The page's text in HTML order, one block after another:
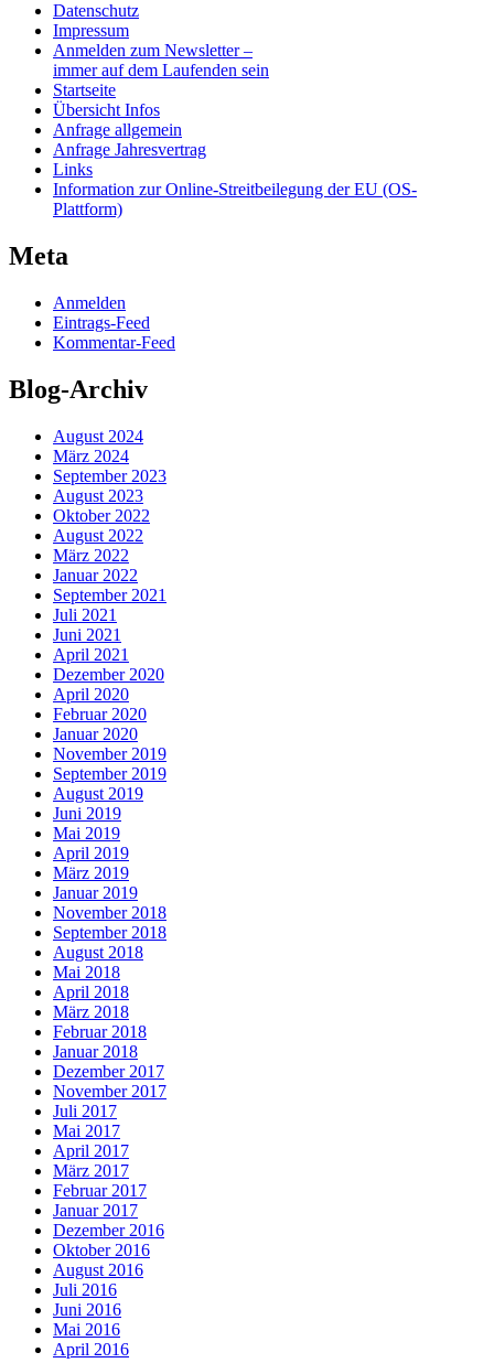
Datenschutz
Impressum
Anmelden zum Newsletter –
immer auf dem Laufenden sein
Startseite
Übersicht Infos
Anfrage allgemein
Anfrage Jahresvertrag
Links
Information zur Online-Streitbeilegung der EU (OS-
Plattform)
Meta
Anmelden
Eintrags-Feed
Kommentar-Feed
Blog-Archiv
August 2024
März 2024
September 2023
August 2023
Oktober 2022
August 2022
März 2022
Januar 2022
September 2021
Juli 2021
Juni 2021
April 2021
Dezember 2020
April 2020
Februar 2020
Januar 2020
November 2019
September 2019
August 2019
Juni 2019
Mai 2019
April 2019
März 2019
Januar 2019
November 2018
September 2018
August 2018
Mai 2018
April 2018
März 2018
Februar 2018
Januar 2018
Dezember 2017
November 2017
Juli 2017
Mai 2017
April 2017
März 2017
Februar 2017
Januar 2017
Dezember 2016
Oktober 2016
August 2016
Juli 2016
Juni 2016
Mai 2016
April 2016